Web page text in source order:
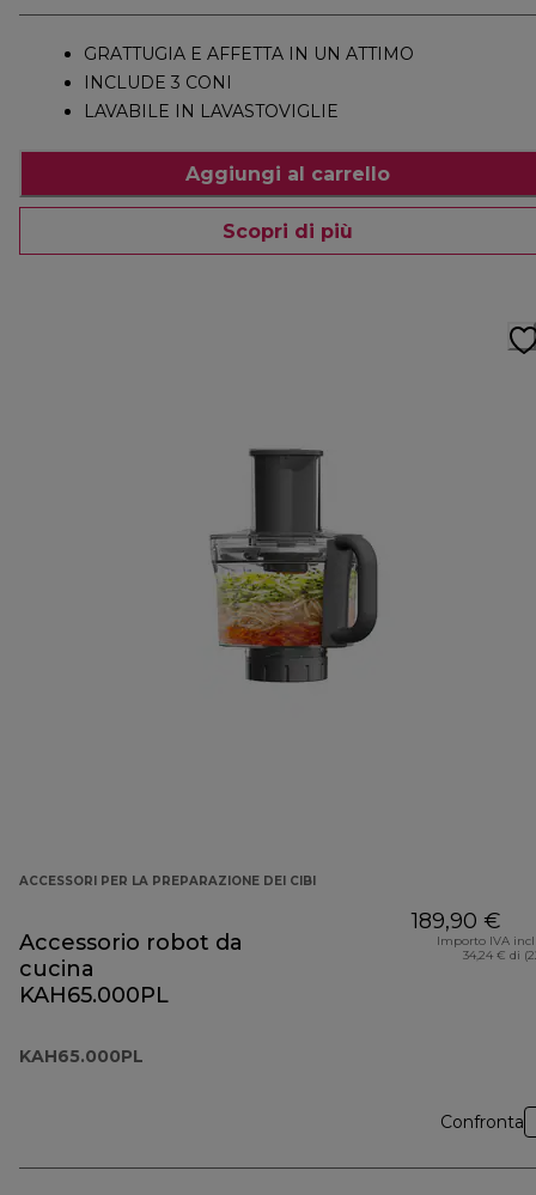
GRATTUGIA E AFFETTA IN UN ATTIMO
INCLUDE 3 CONI
LAVABILE IN LAVASTOVIGLIE
Aggiungi al carrello
Scopri di più
ACCESSORI PER LA PREPARAZIONE DEI CIBI
Accessorio robot da
cucina
KAH65.000PL
KAH65.000PL
189,90 €
Importo IVA
34,24 € di
Confronta